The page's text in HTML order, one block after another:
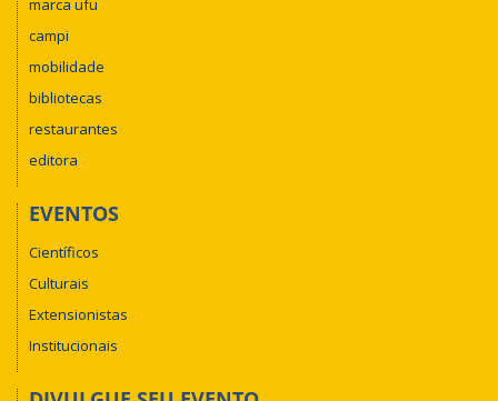
marca ufu
campi
mobilidade
bibliotecas
restaurantes
editora
EVENTOS
Científicos
Culturais
Extensionistas
Institucionais